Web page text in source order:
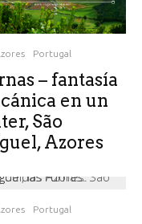
Portugal
– fantasía
en un
São
Azores
Portugal